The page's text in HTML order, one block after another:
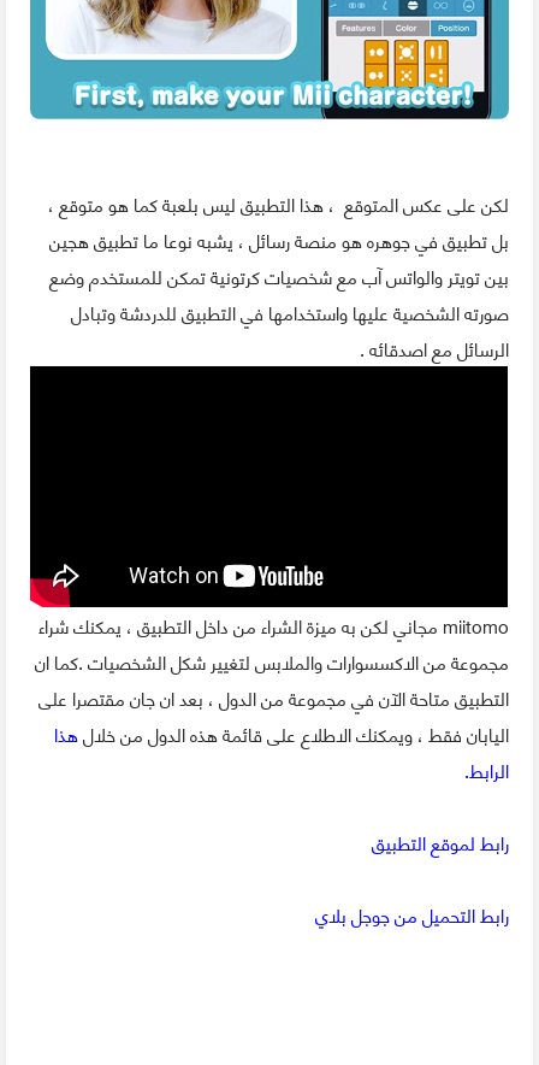
لكن على عكس المتوقع ، هذا التطبيق ليس بلعبة كما هو متوقع ،
بل تطبيق في جوهره هو منصة رسائل ، يشبه نوعا ما تطبيق هجين
بين تويتر والواتس آب مع شخصيات كرتونية تمكن للمستخدم وضع
صورته الشخصية عليها واستخدامها في التطبيق للدردشة وتبادل
الرسائل مع اصدقائه .
miitomo مجاني لكن به ميزة الشراء من داخل التطبيق ، يمكنك شراء
مجموعة من الاكسسوارات والملابس لتغيير شكل الشخصيات .كما ان
التطبيق متاحة الآن في مجموعة من الدول ، بعد ان جان مقتصرا على
اليابان فقط ، ويمكنك الاطلاع على قائمة هذه الدول من خلالهذا
الرابط.
رابط لموقع التطبيق
رابط التحميل من جوجل بلاي